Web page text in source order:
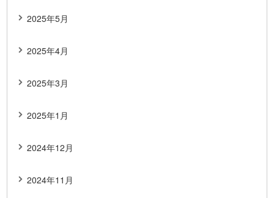
2025年5月
2025年4月
2025年3月
2025年1月
2024年12月
2024年11月